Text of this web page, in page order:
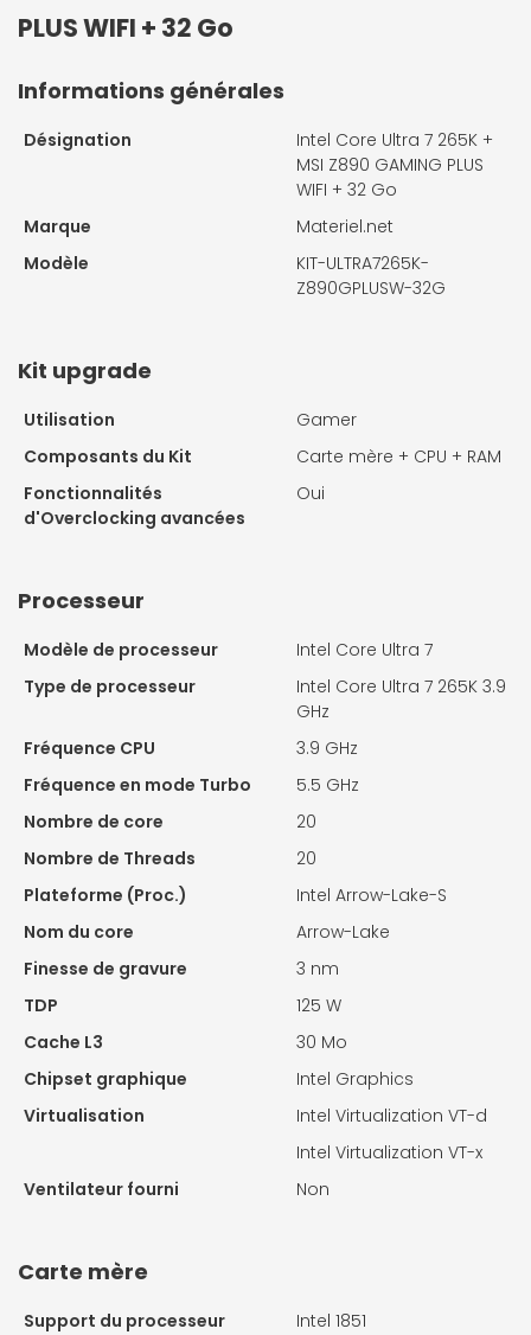
PLUS WIFI + 32 Go
Informations générales
Désignation
Intel Core Ultra 7 265K +
MSI Z890 GAMING PLUS
WIFI + 32 Go
Marque
Materiel.net
Modèle
KIT-ULTRA7265K-
Z890GPLUSW-32G
Kit upgrade
Utilisation
Gamer
Composants du Kit
Carte mère + CPU + RAM
Fonctionnalités
d'Overclocking avancées
Oui
Processeur
Modèle de processeur
Intel Core Ultra 7
Type de processeur
Intel Core Ultra 7 265K 3.9
GHz
Fréquence CPU
3.9 GHz
Fréquence en mode Turbo
5.5 GHz
Nombre de core
20
Nombre de Threads
20
Plateforme (Proc.)
Intel Arrow-Lake-S
Nom du core
Arrow-Lake
Finesse de gravure
3 nm
TDP
125 W
Cache L3
30 Mo
Chipset graphique
Intel Graphics
Virtualisation
Intel Virtualization VT-d
Intel Virtualization VT-x
Ventilateur fourni
Non
Carte mère
Support du processeur
Intel 1851